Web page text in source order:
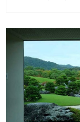
สฤษฏ์ ถอสุวรรณ์ พู
ให้ฟัง คุณไม้ – ฐาป
สวนสไตล์ญี่ปุ่นแบบ
ภูริ ไม่ว่าจะเป็น สว
ธรรมดาจริง ๆ “ผ
ครับว่าอยากจะเลี้
ที่ผมเคยไปศึกษา
ปกับสวนญี่ปุ่นเป็น
ผมแค่มีความชอบแ